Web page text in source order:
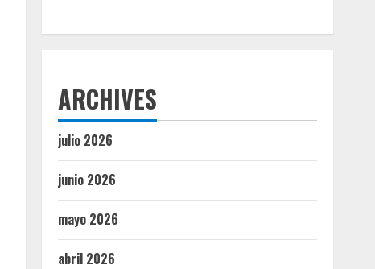
ARCHIVES
julio 2026
junio 2026
mayo 2026
abril 2026